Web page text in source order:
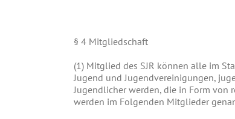
§ 4 Mitgliedschaft
(1) Mitglied des SJR können alle im
Jugend und Jugendvereinigungen,
Jugendlicher werden, die in Form von
werden im Folgenden Mitglieder